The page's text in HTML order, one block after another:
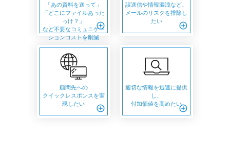
「あの資料を送って」
「どこにファイルあった
っけ？」
など不要なコミュニケー
ションコストを削減
add_circle_outline
誤送信や情報漏洩など、
メールのリスクを排除し
たい
add_circle_outline
顧問先への
クイックレスポンスを実
現したい
add_circle_outline
適切な情報を迅速に提供
し、
付加価値を高めたいadd_circle_outline